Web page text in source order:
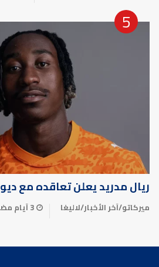
ريال مدريد يعلن تعاقده مع
ميركاتو/آخر الأخبار/لاليغا 3 أيام مضت